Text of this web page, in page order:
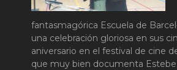
fantasmagórica Escuela de
una celebración gloriosa en sus
aniversario en el festival de cine
que muy bien documenta